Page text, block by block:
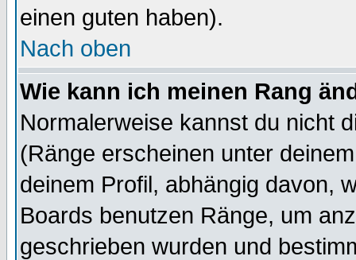
einen guten haben).
Nach oben
Wie kann ich meinen Rang
Normalerweise kannst du nicht
(Ränge erscheinen unter
deinem Profil, abhängig davon,
Boards benutzen Ränge, um
geschrieben wurden und